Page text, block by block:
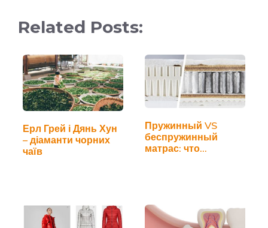
Related Posts:
Ерл Грей і Дянь Хун
– діаманти чорних
чаїв
Пружинный VS
беспружинный
матрас: что